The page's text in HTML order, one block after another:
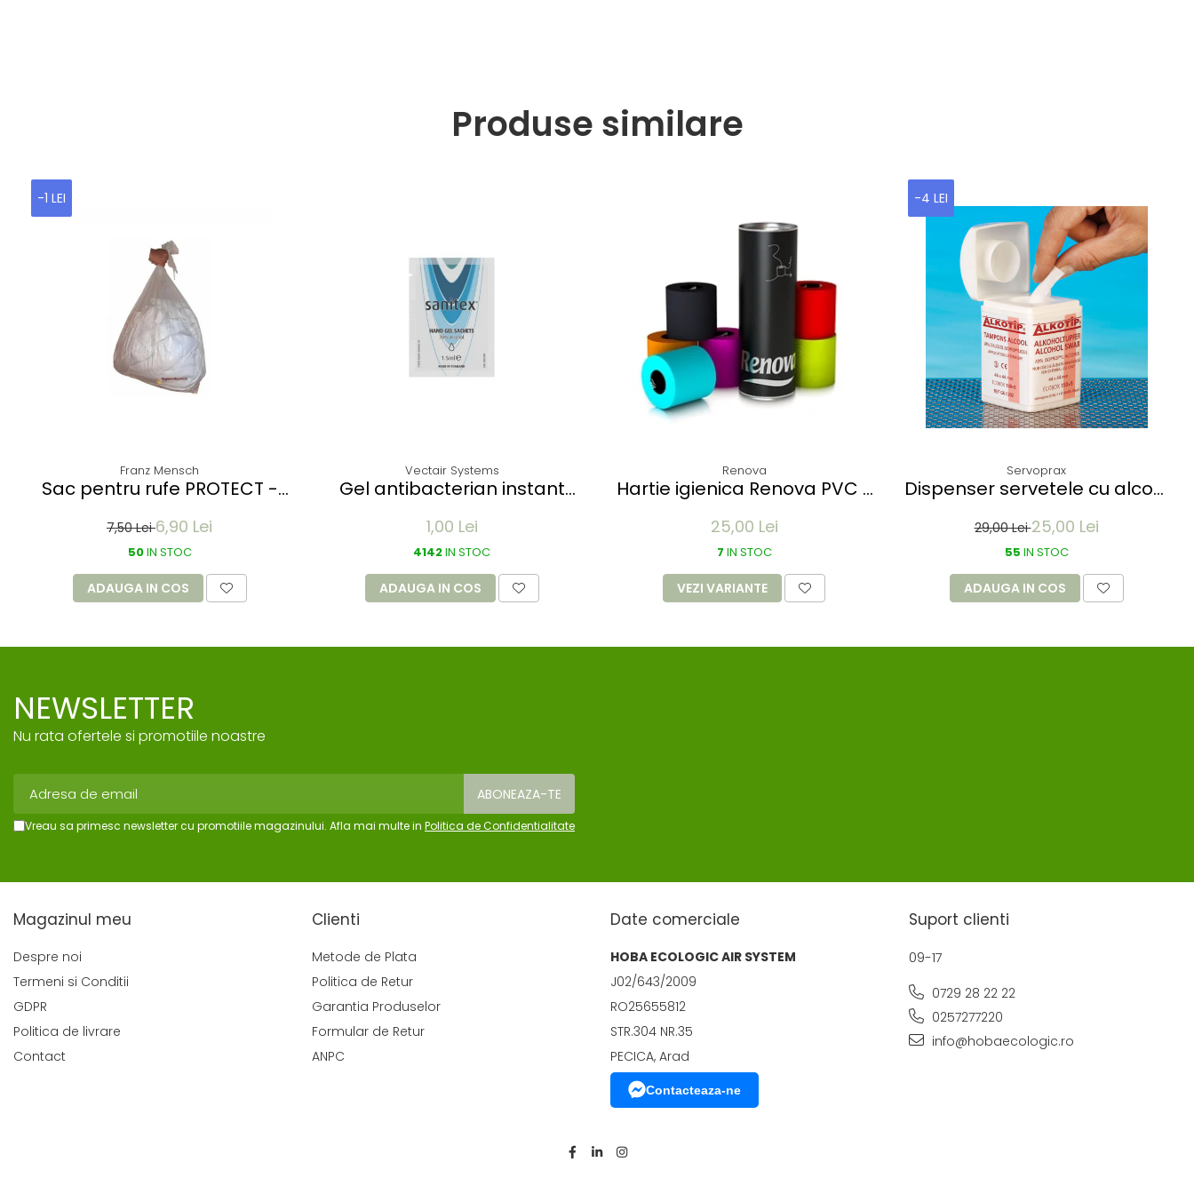
Produse similare
-1 LEI
Franz Mensch
Sac pentru rufe PROTECT -
66x84 cm / 17 my
7,50 Lei6,90 Lei
50IN STOC
ADAUGA IN COS
Vectair Systems
Gel antibacterian instant
1.5 ml - plic aluminiu
1,00 Lei
4142IN STOC
ADAUGA IN COS
Renova
Hartie igienica Renova PVC -
25,00 Lei
7 IN STOC
VEZI VARIANTE
-4 LEI
Servoprax
Dispenser servetele cu alcool
29,00 Lei25,00 Lei
55 IN STOC
ADAUGA IN COS
NEWSLETTER
Nu rata ofertele si promotiile noastre
Vreau sa primesc newsletter cu promotiile magazinului. Afla mai multe in Politica de Confidentialitate
Magazinul meu
Despre noi
Termeni si Conditii
GDPR
Politica de livrare
Contact
Clienti
Metode de Plata
Politica de Retur
Garantia Produselor
Formular de Retur
ANPC
Date comerciale
HOBA ECOLOGIC AIR SYSTEM
J02/643/2009
RO25655812
STR.304 NR.35
PECICA, Arad
Contacteaza-ne
Suport clienti
09-17
0729 28 22 22
0257277220
info@hobaecologic.ro